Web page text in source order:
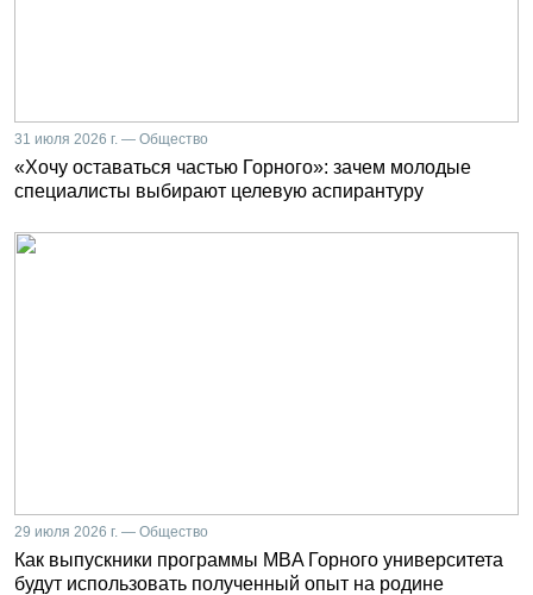
31 июля 2026 г. — Общество
«Хочу оставаться частью Горного»: зачем молодые
специалисты выбирают целевую аспирантуру
29 июля 2026 г. — Общество
Как выпускники программы MBA Горного университета
будут использовать полученный опыт на родине